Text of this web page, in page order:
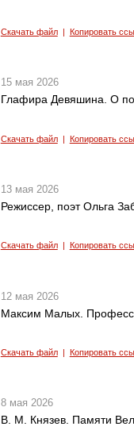
Скачать файл| Копировать
15 мая 2026
Глафира Девяшина. О
Скачать файл| Копировать
13 мая 2026
Режиссер, поэт Ольга
Скачать файл| Копировать
12 мая 2026
Максим Малых.
Скачать файл| Копировать
8 мая 2026
В. М. Князев. Памяти